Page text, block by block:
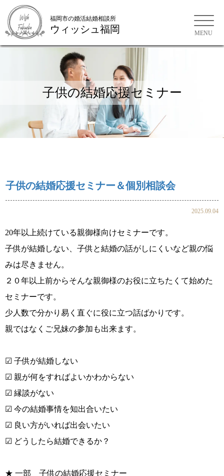
ご成婚までの流れ 親御様から始める婚活
福岡市の婚活結婚相談所
ウィッシュ福岡
子供の結婚応援セミナー
子供の結婚応援セミナー＆個別相談会
2025.09.04
20年以上続けている親御様向けセミナーです。
子供が結婚しない、子供と結婚の話がしにくいなど親の悩
みは尽きません。
２０年以上前からそんな親御様のお役に立ちたくて始めた
セミナーです。
少人数で分かり易く直ぐに役に立つ話ばかりです。
親ではなくご兄妹の参加も出来ます。
☑ 子供が結婚しない
☑ 親が何をすればよいかわからない
☑ 縁談がない
☑ 今の結婚事情を知出合いたい
☑ 良い方がいれば出会いたい
☑ どうしたら結婚できるか？
★ 一部 子供の結婚応援セミナー